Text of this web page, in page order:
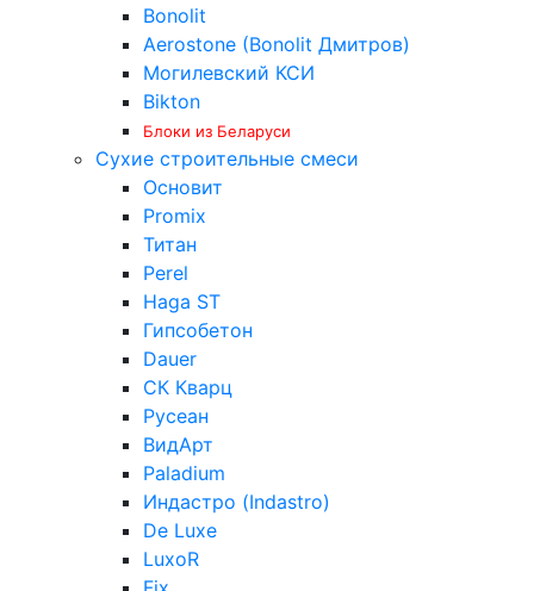
Bonolit
Aerostone (Bonolit Дмитров)
Могилевский КСИ
Bikton
Блоки из Беларуси
Сухие строительные смеси
Основит
Promix
Титан
Perel
Haga ST
Гипсобетон
Dauer
СК Кварц
Русеан
ВидАрт
Paladium
Индастро (Indastro)
De Luxe
LuxoR